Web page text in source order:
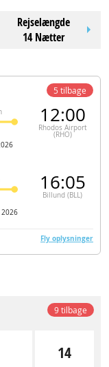
Rejselængde
14 Nætter
12:00
Rhodos Airport
(RHO)
16:05
Billund (BLL)
5 tilbage
Fly oplysninger
9 tilbage
14